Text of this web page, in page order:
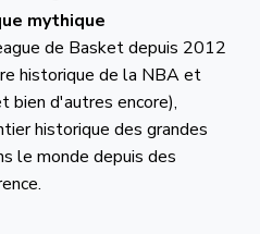
mythique
de Basket depuis 2012
historique de la NBA et
d'autres encore),
historique des grandes
le monde depuis des